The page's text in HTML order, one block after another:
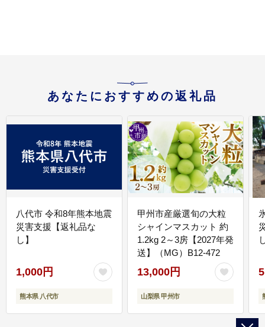
あなたにおすすめの返礼品
八代市 令和8年熊本地震
災害支援【返礼品な
し】
1,000円
熊本県 八代市
甲州市産厳選旬の大粒
シャインマスカット 約
1.2kg 2～3房【2027年発
送】（MG）B12-472
13,000円
山梨県 甲州市